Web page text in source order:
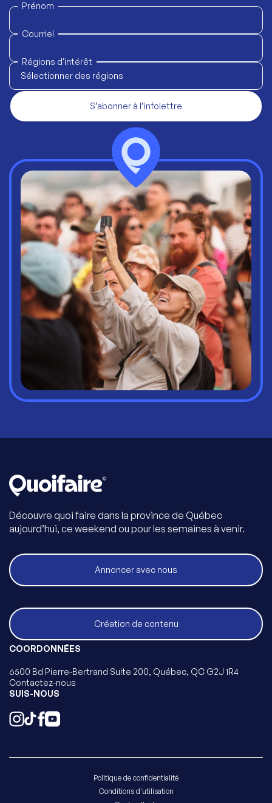
Prénom
Courriel
Régions d'intérêt
Sélectionner des régions
S’abonner à l’infolettre
Découvre quoi faire dans la province de Québec
aujourd’hui, ce weekend ou pour les semaines à venir.
Annoncer avec nous
Création de contenu
COORDONNÉES
6500 Bd Pierre-Bertrand Suite 200, Québec, QC G2J 1R4
Contactez-nous
SUIS-NOUS
Politique de confidentialité
Conditions d'utilisation